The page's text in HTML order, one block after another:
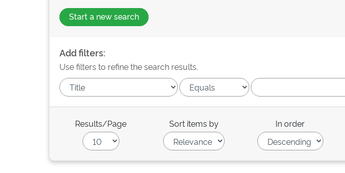
Start a new search
Add filters:
Use filters to refine the search results.
Results/Page Sort items by In order